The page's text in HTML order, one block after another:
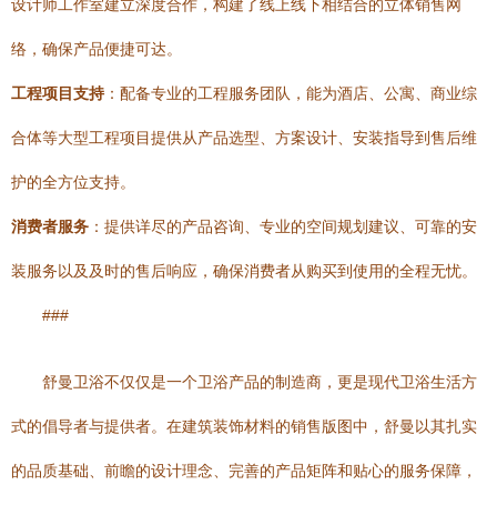
设计师工作室建立深度合作，构建了线上线下相结合的立体销售网
络，确保产品便捷可达。
工程项目支持：配备专业的工程服务团队，能为酒店、公寓、商业综
合体等大型工程项目提供从产品选型、方案设计、安装指导到售后维
护的全方位支持。
消费者服务 ：提供详尽的产品咨询、专业的空间规划建议、可靠的安
装服务以及及时的售后响应，确保消费者从购买到使用的全程无忧。
###
舒曼卫浴不仅仅是一个卫浴产品的制造商，更是现代卫浴生活方
式的倡导者与提供者。在建筑装饰材料的销售版图中，舒曼以其扎实
的品质基础、前瞻的设计理念、完善的产品矩阵和贴心的服务保障，